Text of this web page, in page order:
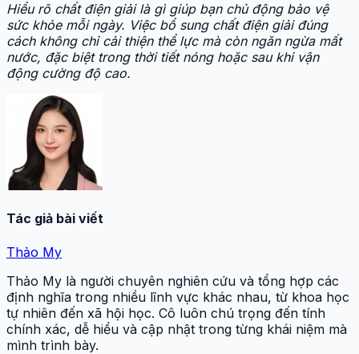
Hiểu rõ chất điện giải là gì giúp bạn chủ động bảo vệ
sức khỏe mỗi ngày. Việc bổ sung chất điện giải đúng
cách không chỉ cải thiện thể lực mà còn ngăn ngừa mất
nước, đặc biệt trong thời tiết nóng hoặc sau khi vận
động cường độ cao.
Tác giả bài viết
Thảo My
Thảo My là người chuyên nghiên cứu và tổng hợp các
định nghĩa trong nhiều lĩnh vực khác nhau, từ khoa học
tự nhiên đến xã hội học. Cô luôn chú trọng đến tính
chính xác, dễ hiểu và cập nhật trong từng khái niệm mà
mình trình bày.